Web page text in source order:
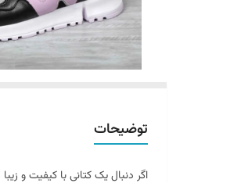
توضیحات